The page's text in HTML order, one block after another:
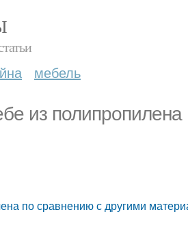
мебель
из полипропилена
по сравнению с другими